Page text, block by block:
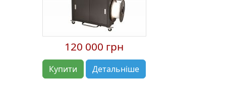
120 000 грн
Купити Детальніше